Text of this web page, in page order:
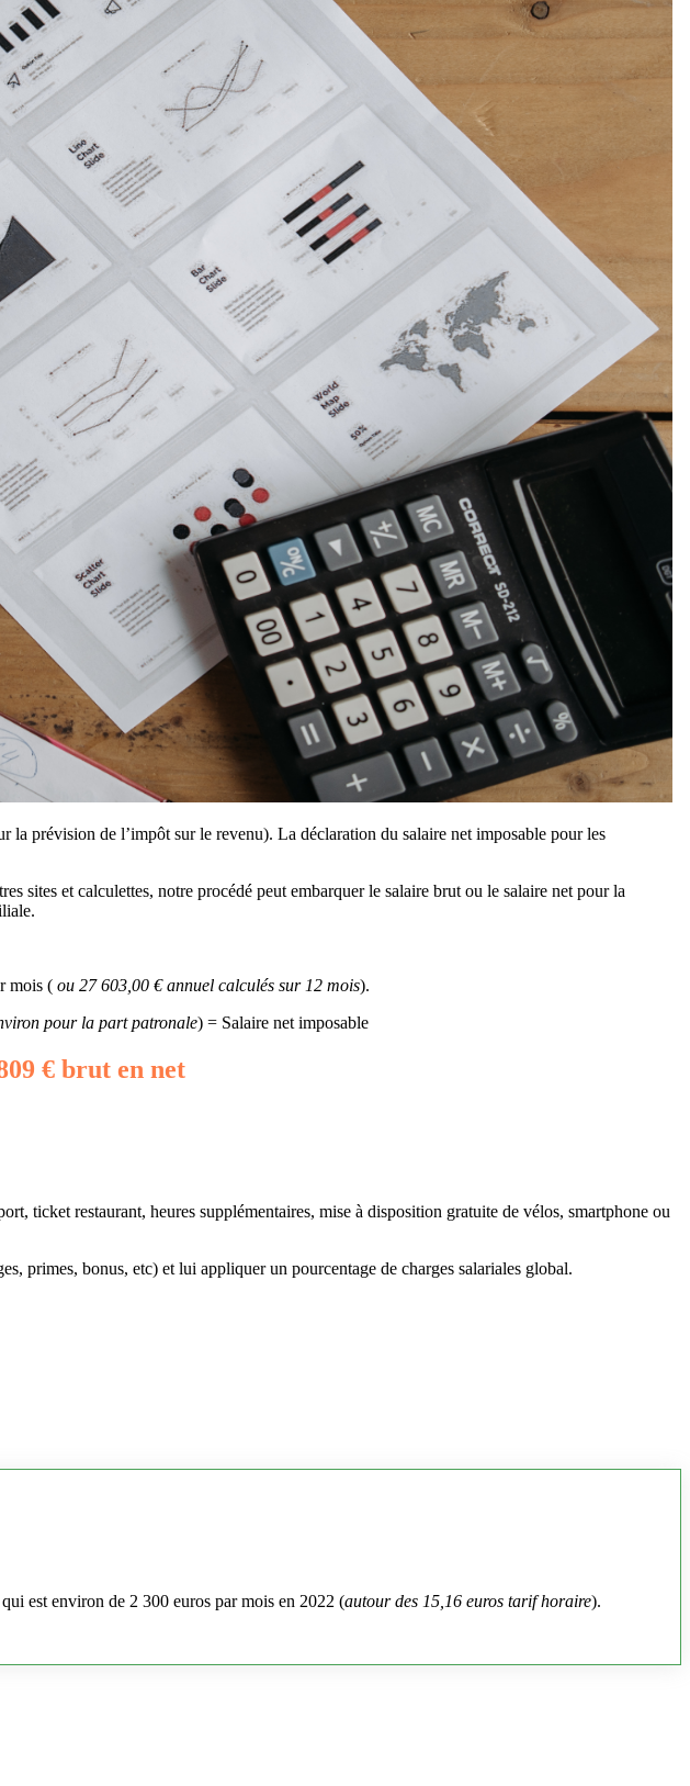
prévision de l’impôt sur le revenu). La déclaration du salaire net imposable pour les
sites et calculettes, notre procédé peut embarquer le salaire brut ou le salaire net pour la
mois ( ou 27 603,00 € annuel calculés sur 12 mois).
pour la part patronale) = Salaire net imposable
€ brut en net
ticket restaurant, heures supplémentaires, mise à disposition gratuite de vélos, smartphone ou
primes, bonus, etc) et lui appliquer un pourcentage de charges salariales global.
est environ de 2 300 euros par mois en 2022 (autour des 15,16 euros tarif horaire).